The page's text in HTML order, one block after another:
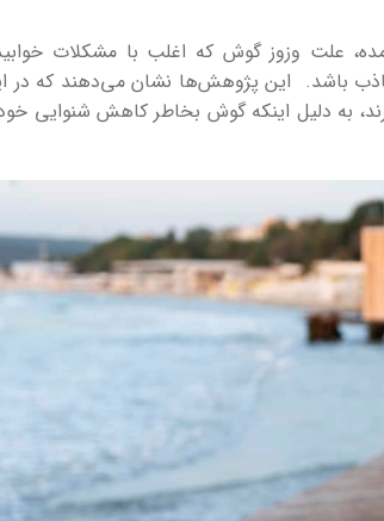
علت وزوز گوش که اغلب با مشکلات
باشد. این پژوهش‌ها نشان می‌دهند که در
به دلیل اینکه گوش بخاطر کاهش شنوایی